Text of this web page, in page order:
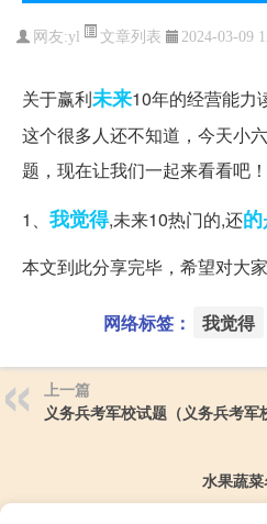
网友:yl 文章列表 2024-03-09
关于赢利未来10年的经营能力
这个很多人还不知道，今天小
题，现在让我们一起来看看吧！
1、 我觉得,未来10热门的,还
本文到此分享完毕，希望对大家
网络标签： 我觉得
上一篇
义务兵考军校试题（义务兵考军
水果蔬菜